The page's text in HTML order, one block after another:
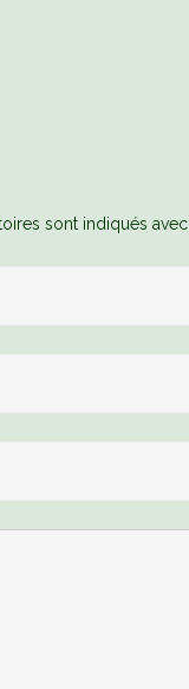
sont indiqués avec